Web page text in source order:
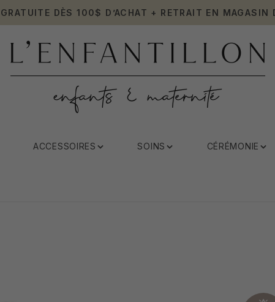
DÈS 100$ D’ACHAT + RETRAIT EN MAGASIN
ACCESSOIRES SOINS CÉRÉMONIE